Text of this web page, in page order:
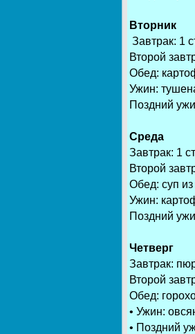
Вторник
Завтрак: 1
Второй
Обед:
Ужин:
Поздний
Среда
Завтрак: 1
Второй
Обед: суп
Ужин:
Поздний
Четверг
Завтрак:
Второй
Обед:
• Ужин:
• Поздний